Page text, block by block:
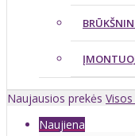
Naujausios prekės
Naujiena